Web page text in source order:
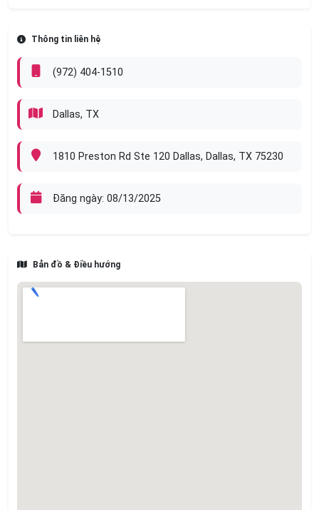
(📩 Nếu không kịp nghe máy, vui lòng để lại tin nhắn)
Thông tin liên hệ
(972) 404-1510
Dallas, TX
1810 Preston Rd Ste 120 Dallas, Dallas, TX 75230
Đăng ngày: 08/13/2025
Bản đồ & Điều hướng